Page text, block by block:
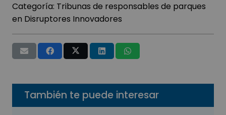
Categoría: Tribunas de responsables de parques
en Disruptores Innovadores
También te puede interesar